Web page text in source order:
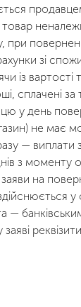
при
зі
із вартості
сплачені за
у день
не має
— виплати
з моменту
на
у
—